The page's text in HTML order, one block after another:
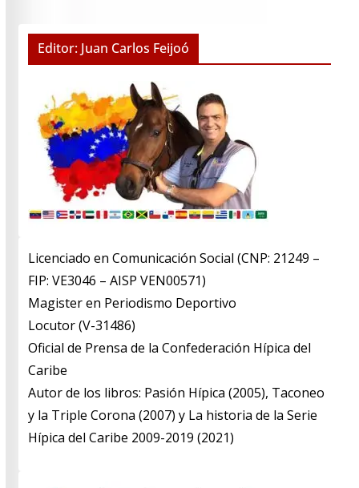
Editor: Juan Carlos Feijoó
Licenciado en Comunicación Social (CNP: 21249 –
FIP: VE3046 – AISP VEN00571)
​Magister en Periodismo Deportivo
​Locutor (V-31486)
​Oficial de Prensa de la Confederación Hípica del
Caribe
​Autor de los libros: Pasión Hípica (2005), Taconeo
y la Triple Corona (2007) y La historia de la Serie
Hípica del Caribe 2009-2019 (2021)